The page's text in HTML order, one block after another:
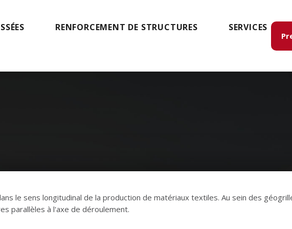
RENFORCEMENT DE STRUCTURES SERVICES
le sens longitudinal de la production de matériaux textiles. Au sein des
parallèles à l'axe de déroulement.